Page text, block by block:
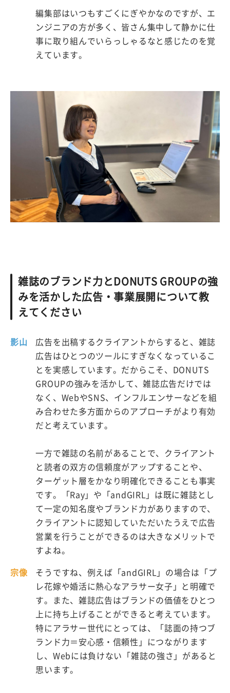
編集部はいつもすごくにぎやかなのですが、エ
ンジニアの方が多く、皆さん集中して静かに仕
事に取り組んでいらっしゃるなと感じたのを覚
えています。
雑誌のブランド力とDONUTS GROUPの強
みを活かした広告・事業展開について教
えてください
影山
広告を出稿するクライアントからすると、雑誌
広告はひとつのツールにすぎなくなっているこ
とを実感しています。だからこそ、DONUTS
GROUPの強みを活かして、雑誌広告だけでは
なく、WebやSNS、インフルエンサーなどを組
み合わせた多方面からのアプローチがより有効
だと考えています。
一方で雑誌の名前があることで、クライアント
と読者の双方の信頼度がアップすることや、
ターゲット層をかなり明確化できることも事実
です。「Ray」や「andGIRL」は既に雑誌とし
て一定の知名度やブランド力がありますので、
クライアントに認知していただいたうえで広告
営業を行うことができるのは大きなメリットで
すよね。
宗像
そうですね、例えば「andGIRL」の場合は「プ
レ花嫁や婚活に熱心なアラサー女子」と明確で
す。また、雑誌広告はブランドの価値をひとつ
上に持ち上げることができると考えています。
特にアラサー世代にとっては、「誌面の持つブ
ランド力＝安心感・信頼性」につながります
し、Webには負けない「雑誌の強さ」があると
思います。